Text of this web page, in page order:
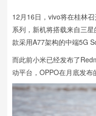
12月16日，vivo将在桂林
系列，新机将搭载来自三
款采用A77架构的中端5G
而此前小米已经发布了
动平台，OPPO在月底发布